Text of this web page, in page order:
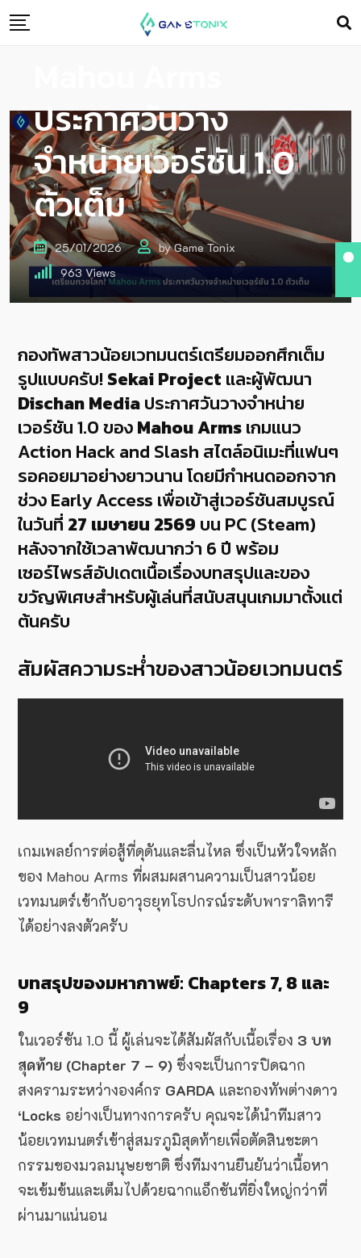
เตรียมทวงโลก!
ประกาศวันวาง
จำหน่ายเวอร์ชัน 1.0
ตัวเต็ม
25/01/2026 byGame Tonix
963 Views
กองทัพสาวน้อยเวทมนตร์เตรียมออกศึกเต็ม
รูปแบบครับ! Sekai Project และผู้พัฒนา
Dischan Mediaประกาศวันวางจำหน่าย
เวอร์ชัน 1.0 ของMahou Armsเกมแนว
Action Hack and Slash สไตล์อนิเมะที่แฟนๆ
รอคอยมาอย่างยาวนาน โดยมีกำหนดออกจาก
ช่วง Early Access เพื่อเข้าสู่เวอร์ชันสมบูรณ์
ในวันที่ 27 เมษายน 2569 บน PC (Steam)
หลังจากใช้เวลาพัฒนากว่า 6 ปี พร้อม
เซอร์ไพรส์อัปเดตเนื้อเรื่องบทสรุปและของ
ขวัญพิเศษสำหรับผู้เล่นที่สนับสนุนเกมมาตั้งแต่
ต้นครับ
สัมผัสความระห่ำของสาวน้อยเวทมนตร์
เกมเพลย์การต่อสู้ที่ดุดันและลื่นไหล ซึ่งเป็นหัวใจหลัก
ของ Mahou Arms ที่ผสมผสานความเป็นสาวน้อย
เวทมนตร์เข้ากับอาวุธยุทโธปกรณ์ระดับพาราลิทารี
ได้อย่างลงตัวครับ
บทสรุปของมหากาพย์: Chapters 7, 8 และ
9
ในเวอร์ชัน 1.0 นี้ ผู้เล่นจะได้สัมผัสกับเนื้อเรื่อง 3 บท
สุดท้าย (Chapter 7 – 9) ซึ่งจะเป็นการปิดฉาก
สงครามระหว่างองค์กร GARDA และกองทัพต่างดาว
‘Locks อย่างเป็นทางการครับ คุณจะได้นำทีมสาว
น้อยเวทมนตร์เข้าสู่สมรภูมิสุดท้ายเพื่อตัดสินชะตา
กรรมของมวลมนุษยชาติ ซึ่งทีมงานยืนยันว่าเนื้อหา
จะเข้มข้นและเต็มไปด้วยฉากแอ็กชันที่ยิ่งใหญ่กว่าที่
ผ่านมาแน่นอน